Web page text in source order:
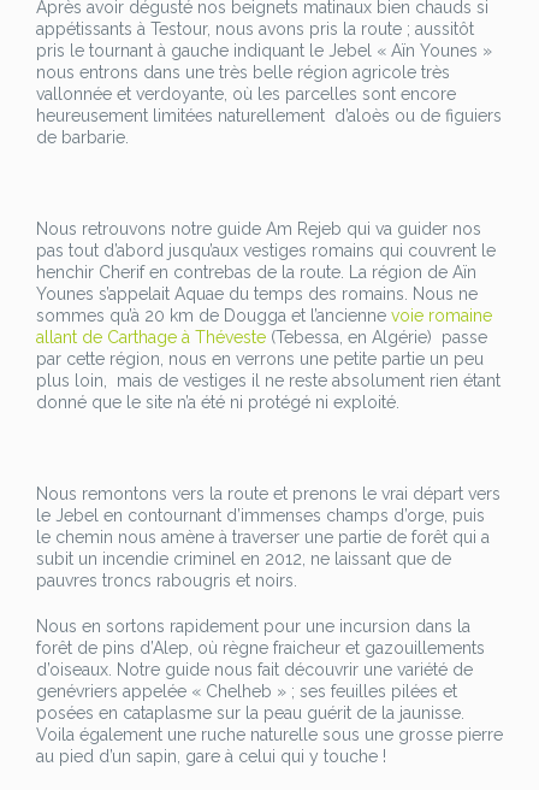
Après avoir dégusté nos beignets matinaux bien chauds si
appétissants à Testour, nous avons pris la route ; aussitôt
pris le tournant à gauche indiquant le Jebel « Aïn Younes »
nous entrons dans une très belle région agricole très
vallonnée et verdoyante, où les parcelles sont encore
heureusement limitées naturellement d’aloès ou de figuiers
de barbarie.
Nous retrouvons notre guide Am Rejeb qui va guider nos
pas tout d’abord jusqu’aux vestiges romains qui couvrent le
henchir Cherif en contrebas de la route. La région de Aïn
Younes s’appelait Aquae du temps des romains. Nous ne
sommes qu’à 20 km de Dougga et l’ancienne voie romaine
allant de Carthage à Théveste (Tebessa, en Algérie) passe
par cette région, nous en verrons une petite partie un peu
plus loin, mais de vestiges il ne reste absolument rien étant
donné que le site n’a été ni protégé ni exploité.
Nous remontons vers la route et prenons le vrai départ vers
le Jebel en contournant d’immenses champs d’orge, puis
le chemin nous amène à traverser une partie de forêt qui a
subit un incendie criminel en 2012, ne laissant que de
pauvres troncs rabougris et noirs.
Nous en sortons rapidement pour une incursion dans la
forêt de pins d’Alep, où règne fraicheur et gazouillements
d’oiseaux. Notre guide nous fait découvrir une variété de
genévriers appelée « Chelheb » ; ses feuilles pilées et
posées en cataplasme sur la peau guérit de la jaunisse.
Voila également une ruche naturelle sous une grosse pierre
au pied d’un sapin, gare à celui qui y touche !